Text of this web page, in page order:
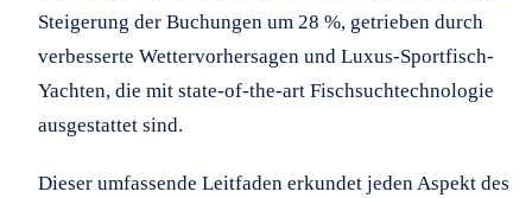
Steigerung der Buchungen um 28 %, getrieben durch
verbesserte Wettervorhersagen und Luxus-Sportfisch-
Yachten, die mit state-of-the-art Fischsuchtechnologie
ausgestattet sind.
Dieser umfassende Leitfaden erkundet jeden Aspekt des